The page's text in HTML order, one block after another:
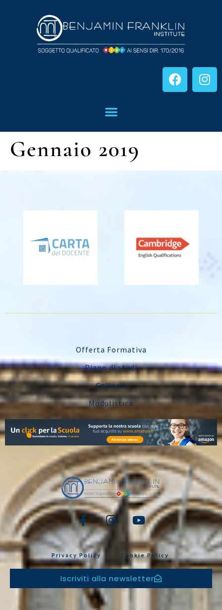
Gennaio 2019
Offerta Formativa
Piano di studi
Galleria
Modulistica
Privacy Policy Cookie Policy
Iscriviti alla newsletter